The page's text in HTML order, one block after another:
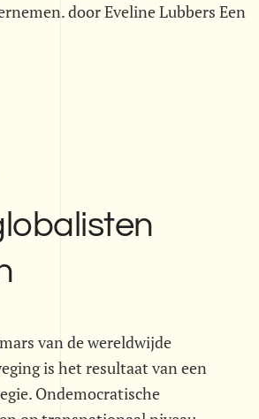
door Eveline Lubbers Een
van de wereldwijde
is het resultaat van een
Ondemocratische